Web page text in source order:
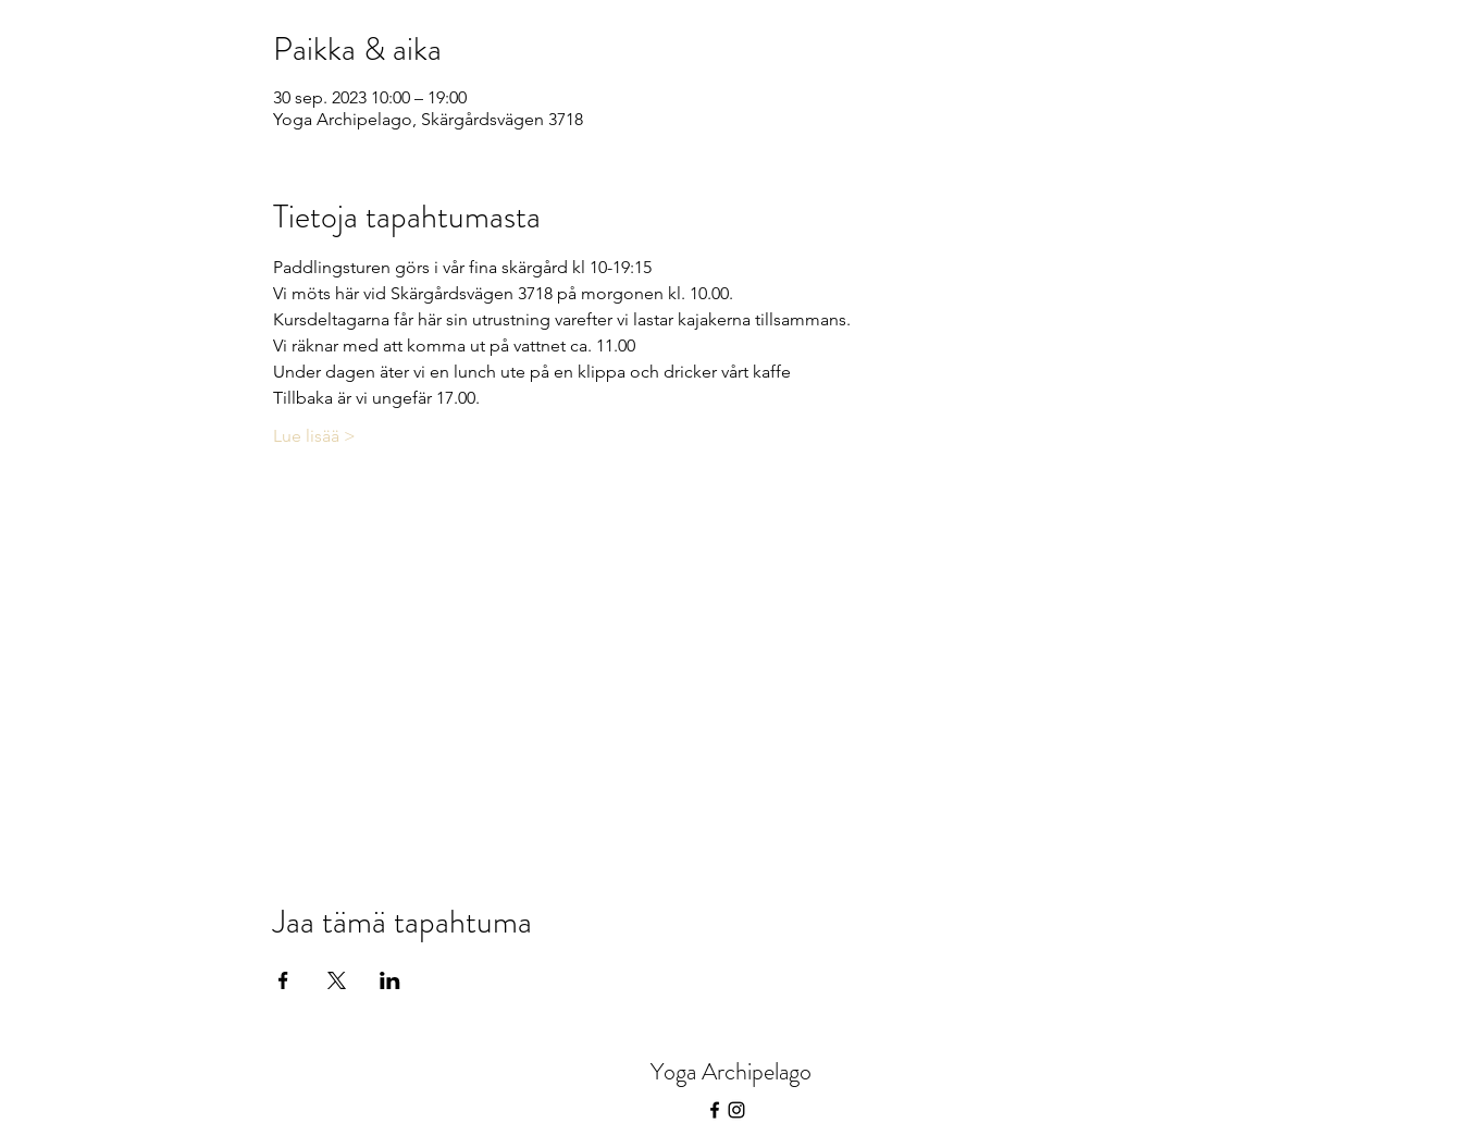
Paikka & aika
30 sep. 2023 10:00 – 19:00
Yoga Archipelago, Skärgårdsvägen 3718
Tietoja tapahtumasta
Paddlingsturen görs i vår fina skärgård kl 10-19:15
Vi möts här vid Skärgårdsvägen 3718 på morgonen kl. 10.00.
Kursdeltagarna får här sin utrustning varefter vi lastar kajakerna tillsammans.
Vi räknar med att komma ut på vattnet ca. 11.00
Under dagen äter vi en lunch ute på en klippa och dricker vårt kaffe
Tillbaka är vi ungefär 17.00.
Lue lisää >
Jaa tämä tapahtuma
Yoga Archipelago